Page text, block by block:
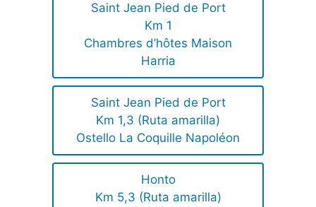
Saint Jean Pied de Port
Km 1
Chambres d’hôtes Maison
Harria
Saint Jean Pied de Port
Km 1,3 (Ruta amarilla)
Ostello La Coquille Napoléon
Honto
Km 5,3 (Ruta amarilla)